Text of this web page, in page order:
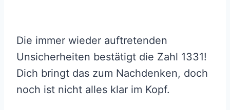
Die immer wieder auftretenden
Unsicherheiten bestätigt die Zahl 1331!
Dich bringt das zum Nachdenken, doch
noch ist nicht alles klar im Kopf.